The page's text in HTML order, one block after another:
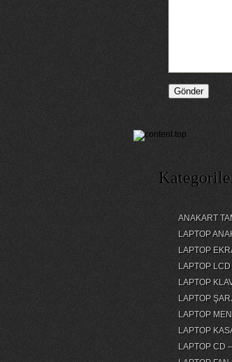
ANAKART
LAPTOP
LAPTOP
LAPTOP
LAPTOP
LAPTOP
LAPTOP
LAPTOP
LAPTOP CD